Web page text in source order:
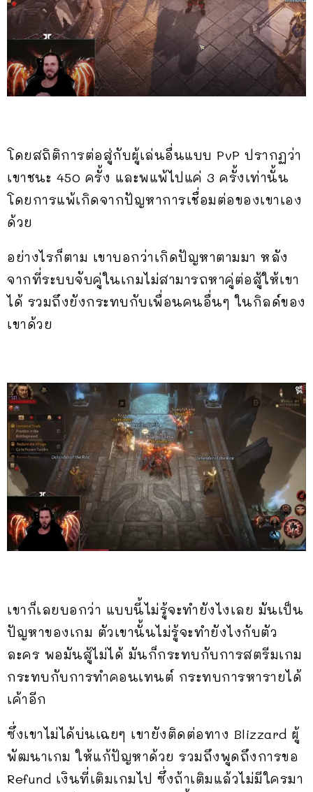
โดยสถิติการต่อสู่กับผู้เล่นอื่นแบบ PvP ปรากฏว่า
เขาชนะ 450 ครั้ง และพแพ้ไปแค่ 3 ครั้งเท่านั้น
โดยการแพ้เกิดจากปัญหาการเชื่อมต่อของเขาเอง
ด้วย
อย่างไรก็ตาม เขาบอกว่าเกิดปัญหาตามมา หลัง
จากที่ระบบจับคู่ในเกมไม่สามารถหาคู่ต่อสู้ให้เขา
ได้ รวมถึงยังกระทบกับเพื่อนคนอื่นๆ ในกิลด์ของ
เขาด้วย
เขาก็เลยบอกว่า แบบนี้ไม่รู้จะทำยังไงเลย มันเป็น
ปัญหาของเกม ตัวเขานั้นไม่รู้จะทำยังไงกับตัว
ละคร พอมันสู้ไม่ได้ มันก็กระทบกับการสตรีมเกม
กระทบกับการทำคอนเทนต์ กระทบการหารายได้
เค้าอีก
ซึ่งเขาไม่ได้บ่นเฉยๆ เขายังติดต่อทาง Blizzard ผู้
พัฒนาเกม ให้แก้ปัญหาด้วย รวมถึงพูดถึงการขอ
Refund เงินที่เติมเกมไป ซึ่งถ้าเติมแล้วไม่มีใครมา